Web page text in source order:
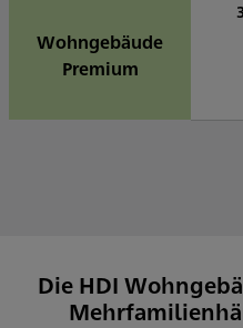
Wohngebäude
Premium
Die HDI